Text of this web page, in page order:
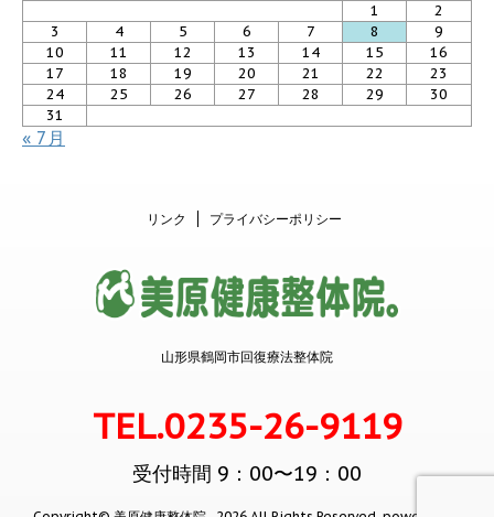
1
2
3
4 5 6 7 8
9
10
11 12 13 14 15
16
17
18 19 20 21 22
23
24
25 26 27 28 29
30
31
« 7月
リンク プライバシーポリシー
山形県鶴岡市回復療法整体院
TEL.0235-26-9119
受付時間 9：00〜19：00